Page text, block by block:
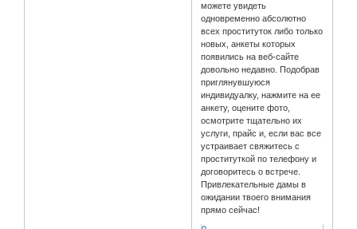
можете увидеть
одновременно абсолютно
всех проституток либо только
новых, анкеты которых
появились на веб-сайте
довольно недавно. Подобрав
приглянувшуюся
индивидуалку, нажмите на ее
анкету, оцените фото,
осмотрите тщательно их
услуги, прайс и, если вас все
устраивает свяжитесь с
проституткой по телефону и
договоритесь о встрече.
Привлекательные дамы в
ожидании твоего внимания
прямо сейчас!